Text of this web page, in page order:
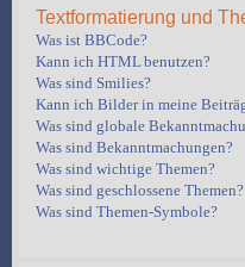
Textformatierung und
Was ist BBCode?
Kann ich HTML benutzen?
Was sind Smilies?
Kann ich Bilder in meine
Was sind globale
Was sind Bekanntmachungen?
Was sind wichtige Themen?
Was sind geschlossene Themen?
Was sind Themen-Symbole?